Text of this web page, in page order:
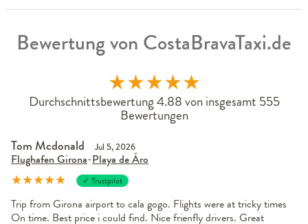
Bewertung von CostaBravaTaxi.de
★★★★★
Durchschnittsbewertung 4.88 von insgesamt 555
Bewertungen
Tom Mcdonald Jul 5, 2026
Flughafen Girona-Playa de Áro
★★★★★ ✓ Trustpilot
Trip from Girona airport to cala gogo. Flights were at tricky times
On time. Best price i could find. Nice frienfly drivers. Great